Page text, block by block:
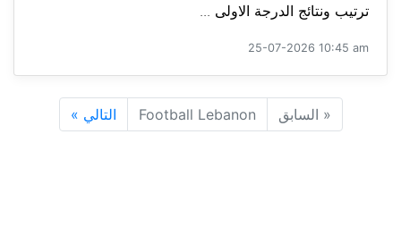
ترتيب ونتائج الدرجة الاولى ...
25-07-2026 10:45 am
« السابق Football Lebanon التالي »